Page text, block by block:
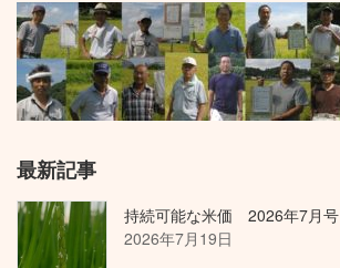
最新記事
持続可能な米価 2026年7月号
2026年7月19日